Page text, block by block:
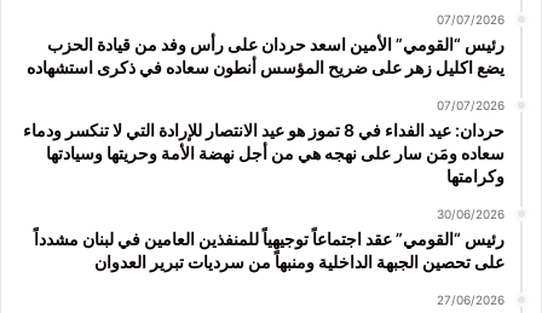
07/07/2026
رئيس “القومي” الأمين اسعد حردان على رأس وفد من قيادة الحزب
يضع اكليل زهر على ضريح المؤسس أنطون سعاده في ذكرى استشهاده
07/07/2026
حردان: عيد الفداء في 8 تموز هو عيد الانتصار للإرادة التي لا تنكسر ودماء
سعاده ومَن سار على نهجه هي من أجل نهضة الأمة وحريتها وسيادتها
وكرامتها
30/06/2026
رئيس “القومي” عقد اجتماعاً توجيهياً للمنفذين العامين في لبنان مشدداً
على تحصين الجبهة الداخلية ومنبهاً من سرديات تبرير العدوان
27/06/2026